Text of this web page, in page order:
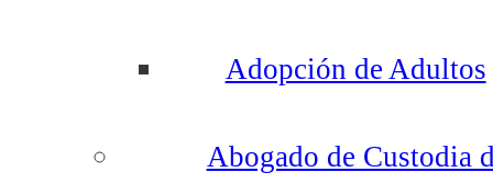
Adopción de Adultos
Abogado de Custodia